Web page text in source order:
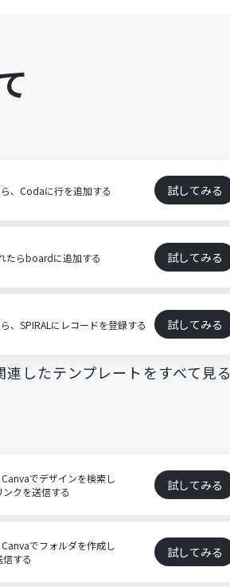
、Codaに行を追加する 試してみる
たらboardに追加する 試してみる
、SPIRALにレコードを登録する 試してみる
連したテンプレートをすべて見る
でデザインを検索し
クを送信する
試してみる
でフォルダを作成し
する
試してみる